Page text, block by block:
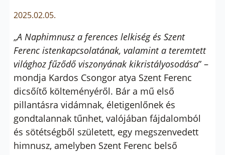
2025.02.05.
„A Naphimnusz a ferences lelkiség és Szent
Ferenc istenkapcsolatának, valamint a teremtett
világhoz fűződő viszonyának kikristályosodása” –
mondja Kardos Csongor atya Szent Ferenc
dicsőítő költeményéről. Bár a mű első
pillantásra vidámnak, életigenlőnek és
gondtalannak tűnhet, valójában fájdalomból
és sötétségből született, egy megszenvedett
himnusz, amelyben Szent Ferenc belső